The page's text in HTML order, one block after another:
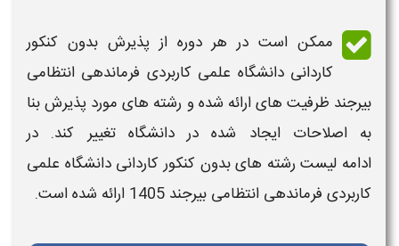
ممکن است در هر دوره از پذیرشبدون کنکور
کاردانی دانشگاه علمی کاربردی فرماندهی انتظامی
بیرجند ظرفیت های ارائه شده و رشته هایمورد پذیرش بنا
به اصلاحات ایجاد شده دردانشگاهتغییر کند. در
ادامه لیست رشته های بدون کنکور کاردانی دانشگاه علمی
کاربردی فرماندهی انتظامی بیرجند 1405 ارائه شده است.